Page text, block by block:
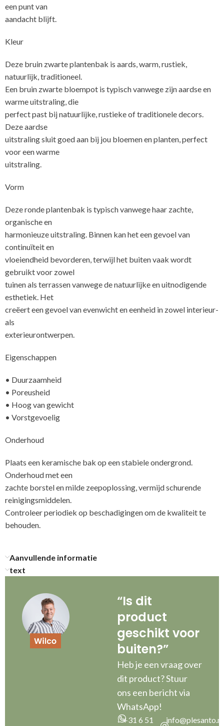
een punt van
aandacht blijft.
Kleur
Deze bruin zwarte plantenbak is aards, warm, rustiek,
natuurlijk, traditioneel.
Een bruin zwarte bloempot is typisch vanwege zijn aardse en
warme uitstraling, die
perfect past bij natuurlijke, rustieke of traditionele decors.
Deze aardse
uitstraling sluit goed aan bij jou bloemen en planten, perfect
voor een warme
uitstraling.
Vorm
Deze ronde plantenbak is typisch vanwege haar zachte,
organische en
harmonieuze uitstraling. Binnen kan het een gevoel van
continuïteit en
vloeiendheid bevorderen, terwijl het buiten vaak wordt
gebruikt voor zowel
tuinen als terrassen vanwege de natuurlijke en uitnodigende
esthetiek. Het
creëert een gevoel van evenwicht en eenheid in zowel interieur-
als
exterieurontwerpen.
Eigenschappen
• Duurzaamheid
• Poreusheid
• Hoog van gewicht
• Vorstgevoelig
Onderhoud
Plaats een keramische bak op een stabiele ondergrond.
Onderhoud met een
zachte borstel en milde zeepoplossing, vermijd schurende
reinigingsmiddelen.
Controleer periodiek op beschadigingen om de kwaliteit te
behouden.
Aanvullende informatie
text
“Is dit
product
geschikt voor
buiten?”
Heb je een vraag over
dit product? Stuur
ons een bericht via
WhatsApp!
+31 6 51 info@plesanto.nl